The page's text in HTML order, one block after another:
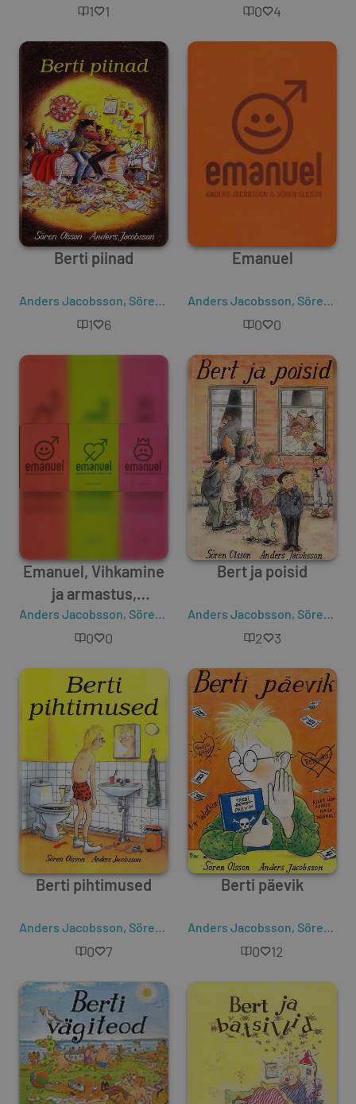
1 1 0 4
Berti piinad
Anders Jacobsson, Sören Olsson
1 6
Emanuel
Anders Jacobsson, Sören Olsson
0 0
Emanuel, Vihkamine
ja armastus,
Küberprints
Anders Jacobsson, Sören Olsson
0 0
Bert ja poisid
Anders Jacobsson, Sören Olsson
2 3
Berti pihtimused
Anders Jacobsson, Sören Olsson
0 7
Berti päevik
Anders Jacobsson, Sören Olsson
0 12